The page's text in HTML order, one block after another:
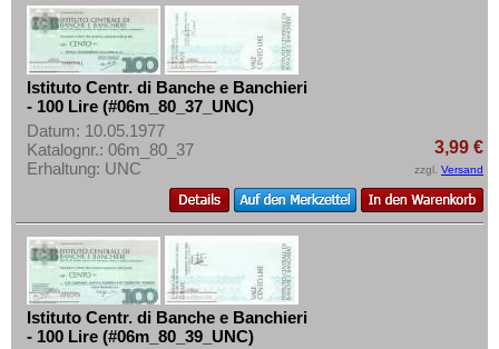
Istituto Centr. di Banche e Banchieri
- 100 Lire (#06m_80_37_UNC)
Datum: 10.05.1977
Katalognr.: 06m_80_37
Erhaltung: UNC
3,99 €
zzgl. Versand
Istituto Centr. di Banche e Banchieri
- 100 Lire (#06m_80_39_UNC)